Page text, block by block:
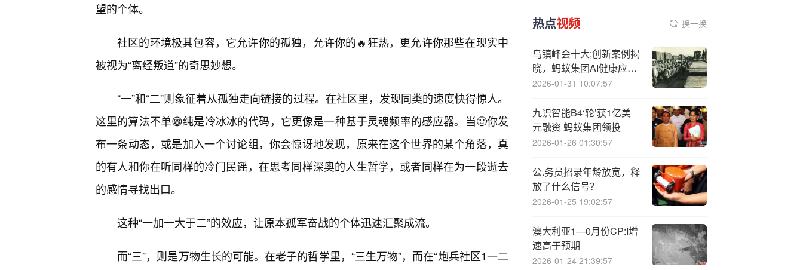
望的个体。
社区的环境极其包容，它允许你的孤独，允许你的🔥狂热，更允许你那些在现实中
被视为“离经叛道”的奇思妙想。
“一”和“二”则象征着从孤独走向链接的过程。在社区里，发现同类的速度快得惊人。
这里的算法不单😁纯是冷冰冰的代码，它更像是一种基于灵魂频率的感应器。当🙂你发
布一条动态，或是加入一个讨论组，你会惊讶地发现，原来在这个世界的某个角落，真
的有人和你在听同样的冷门民谣，在思考同样深奥的人生哲学，或者同样在为一段逝去
的感情寻找出口。
这种“一加一大于二”的效应，让原本孤军奋战的个体迅速汇聚成流。
而“三”，则是万物生长的可能。在老子的哲学里，“三生万物”，而在“炮兵社区1一二
热点视频 换一换
乌镇峰会十大;创新案例揭
晓，蚂蚁集团AI健康应用
AQ入选
2026-01-31 10:07:57
九识智能B4‘轮’获1亿美
元融资 蚂蚁集团领投
2026-01-26 01:30:57
公.务员招录年龄放宽，释
放了什么信号？
2026-01-25 19:02:57
澳大利亚1—0月份CP:I增
速高于预期
2026-01-24 21:39:57